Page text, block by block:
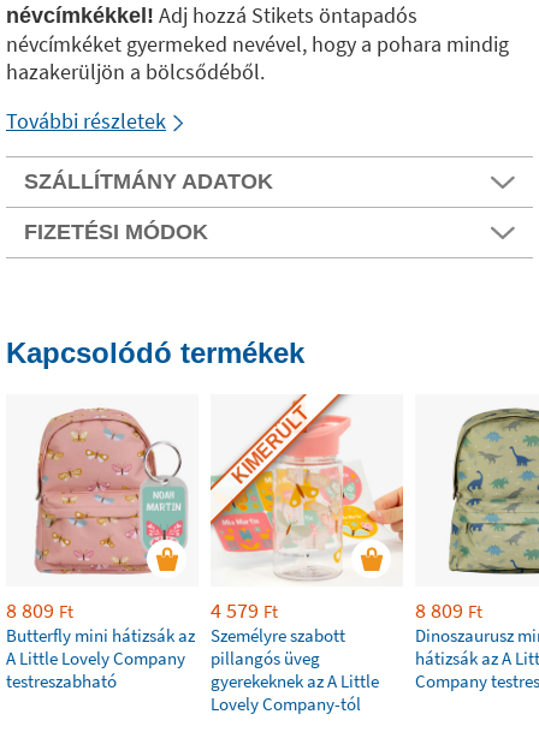
névcímkékkel! Adj hozzá Stikets öntapadós
névcímkéket gyermeked nevével, hogy a pohara mindig
hazakerüljön a bölcsődéből.
További részletek
SZÁLLÍTMÁNY ADATOK
FIZETÉSI MÓDOK
Kapcsolódó termékek
8 809 Ft
Butterfly mini hátizsák az
A Little Lovely Company
testreszabható
KIMERÜLT
4 579 Ft
Személyre szabott
pillangós üveg
gyerekeknek az A Little
Lovely Company-tól
8 809 Ft
Dinoszaurusz
hátizsák az A
Company